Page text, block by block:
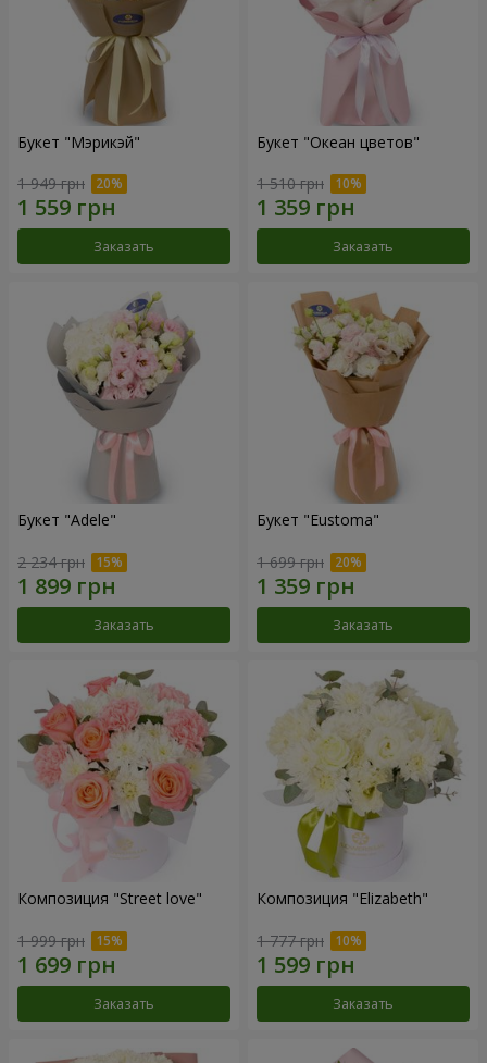
Букет "Мэрикэй"
1 949 грн
Заказать
Букет "Океан цветов"
1 510 грн
Заказать
Букет "Adele"
2 234 грн
Заказать
Букет "Eustoma"
1 699 грн
Заказать
Композиция "Street love"
1 999 грн
Заказать
Композиция "Elizabeth"
1 777 грн
Заказать